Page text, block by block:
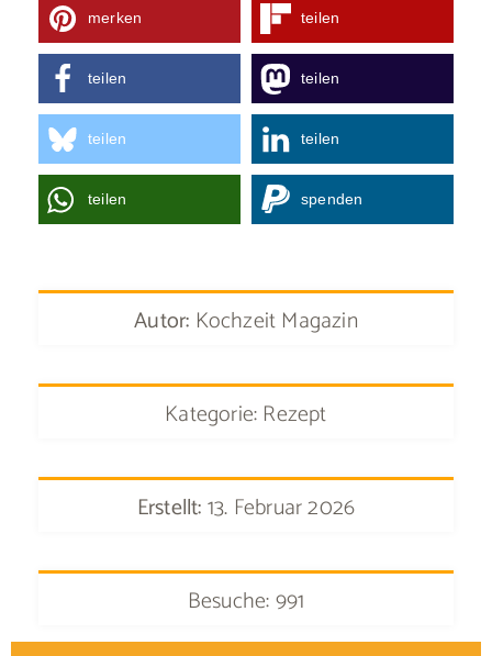
merken teilen
teilen teilen
teilen teilen
teilen spenden
Autor: Kochzeit Magazin
Kategorie: Rezept
Erstellt:13. Februar 2026
Besuche: 991